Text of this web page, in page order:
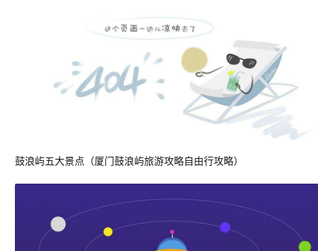
鼓浪屿五大景点（厦门鼓浪屿旅游攻略自由行攻略）